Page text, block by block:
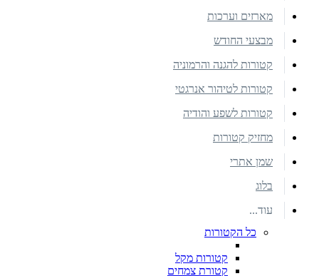
מארזים וערכות
מבצעי החודש
קטורות להגנה והרמוניה
קטורות לטיהור אנרגטי
קטורות לשפע והודיה
מחזיק קטורות
שמן אתרי
בלוג
עוד...
כל הקטורות
קטורות מקל
קטורת צמחים